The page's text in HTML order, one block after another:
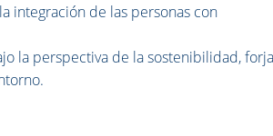
integración de las personas con
la perspectiva de la sostenibilidad,